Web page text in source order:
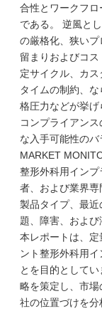
合性とワークフ
である。 逆風と
の厳格化、狭い
留まりおよびコ
定サイクル、カ
タイムの制約、
格圧力などが挙げ
コンプライアン
な入手可能性のバ
MARKET
整形外科用イン
者、および業界専
製品タイプ、最
題、障害、および
本レポートは、
ント整形外科用
とを目的として
略を策定し、市
社の位置づけを